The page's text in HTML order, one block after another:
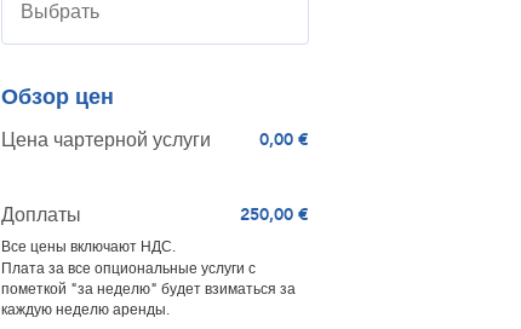
Обзор цен
Цена чартерной услуги 0,00 €
Доплаты 250,00 €
Все цены включают НДС.
Плата за все опциональные услуги с
пометкой "за неделю" будет взиматься за
каждую неделю аренды.